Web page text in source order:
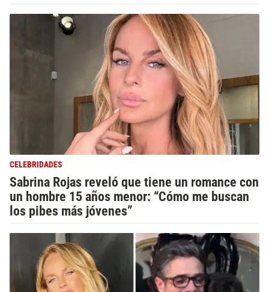
CELEBRIDADES
Sabrina Rojas reveló que tiene un romance con
un hombre 15 años menor: “Cómo me buscan
los pibes más jóvenes”